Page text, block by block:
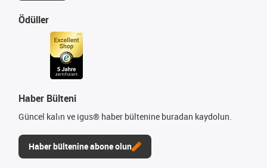
Ödüller
Haber Bülteni
Güncel kalın ve igus® haber bültenine buradan kaydolun.
Haber bültenine abone olun